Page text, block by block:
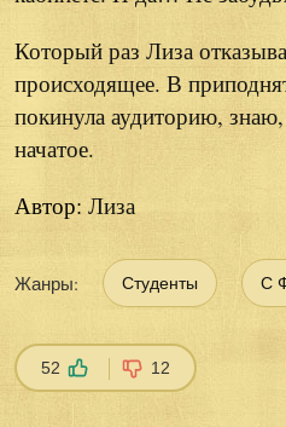
Который раз Лиза
происходящее. В
покинула аудиторию, знаю,
начатое.
Автор: Лиза
Жанры: Студенты С
52 12